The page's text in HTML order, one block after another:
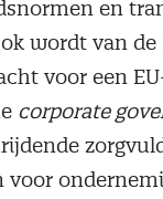
en
wordt van de
voor een
corporate
voor